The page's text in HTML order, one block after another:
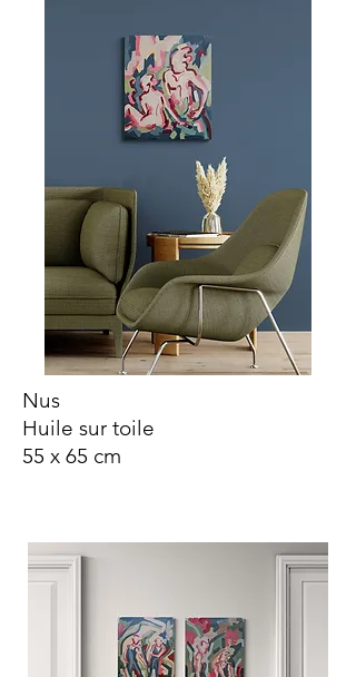
Nus
Huile sur toile
55 x 65 cm